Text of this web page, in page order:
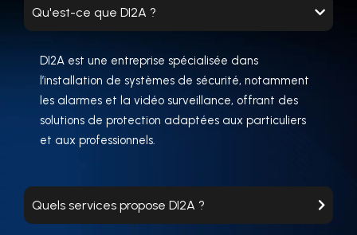
Qu'est-ce que DI2A ?
DI2A est une entreprise spécialisée dans
l’installation de systèmes de sécurité, notamment
les alarmes et la vidéo surveillance, offrant des
solutions de protection adaptées aux particuliers
et aux professionnels.
Quels services propose DI2A ?